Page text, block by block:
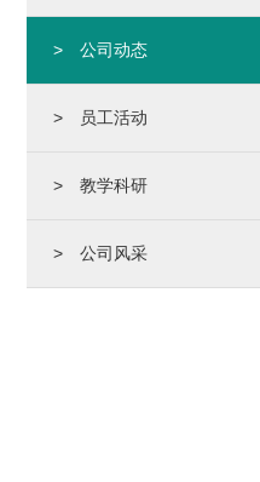
> 公司动态
> 员工活动
> 教学科研
> 公司风采